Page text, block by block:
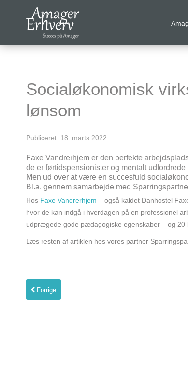
VELKOMMEN
Amagers erhvervsliv. Bliv
gratis medlem i dag! Vi har
medlemdfordele til en værdi af6600kr.
Events
Medlemmer & tilbud
Nyttige links
Socialøkonomisk
lønsom
Publiceret: 18. marts 2022
Faxe Vandrerhjem er den perfekte
de er førtidspensionister og mentalt udfordrede
Men ud over at være en succesfuld
Bl.a. gennem samarbejde med
Hos Faxe Vandrerhjem – også kaldet Danhostel
hvor de kan indgå i hverdagen på en professionel
udprægede gode pædagogiske egenskaber – og 20
Læs resten af artiklen hos vores partner
Forrige